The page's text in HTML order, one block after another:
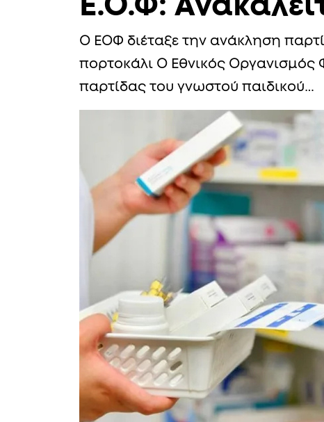
Ε.Ο.Φ:
Ο ΕΟΦ διέταξε την ανάκληση
πορτοκάλι Ο Εθνικός
παρτίδας του γνωστού παιδικού…